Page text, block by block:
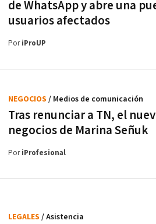
de WhatsApp y abre una
usuarios afectados
PoriProUP
Tras renunciar a TN, el
negocios de Marina Señuk
NEGOCIOS / Medios de comunicación
PoriProfesional
LEGALES / Asistencia